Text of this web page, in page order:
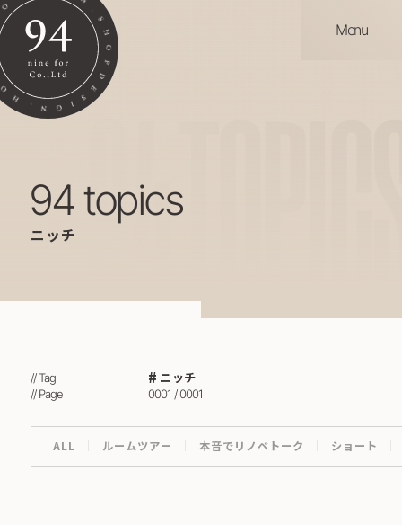
Menu
94
94 topics
ニッチ
// Tag ニッチ
// Page 0001 / 0001
ALL ルームツアー 本音でリノベトーク ショート